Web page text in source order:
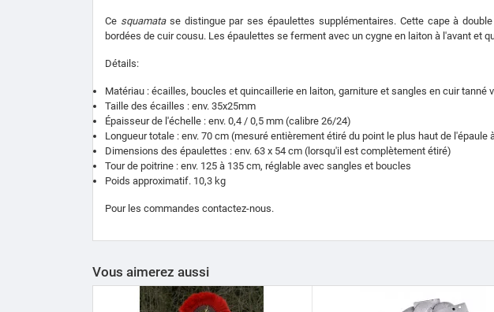
Ce squamatase distingue par ses épaulettes supplémentaires. Cette cape à
bordées de cuir cousu. Les épaulettes se ferment avec un cygne en laiton à l'avant et
Détails:
Matériau : écailles, boucles et quincaillerie en laiton, garniture et sangles en cuir tanné
Taille des écailles : env. 35x25mm
Épaisseur de l'échelle : env. 0,4 / 0,5 mm (calibre 26/24)
Longueur totale : env. 70 cm (mesuré entièrement étiré du point le plus haut de l'épaule
Dimensions des épaulettes : env. 63 x 54 cm (lorsqu'il est complètement étiré)
Tour de poitrine : env. 125 à 135 cm, réglable avec sangles et boucles
Poids approximatif. 10,3 kg
Pour les commandes contactez-nous.
Vous aimerez aussi